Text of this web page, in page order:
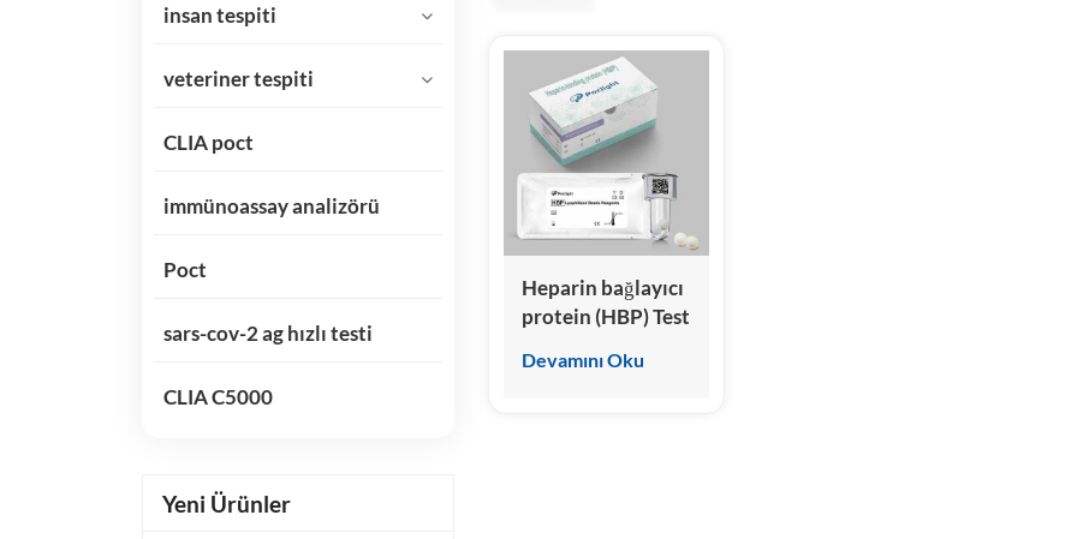
insan tespiti
veteriner tespiti
CLIA poct
immünoassay analizörü
Poct
sars-cov-2 ag hızlı testi
CLIA C5000
Yeni Ürünler
Heparin bağlayıcı
protein (HBP) Test
Kemilüminesans
Devamını Oku